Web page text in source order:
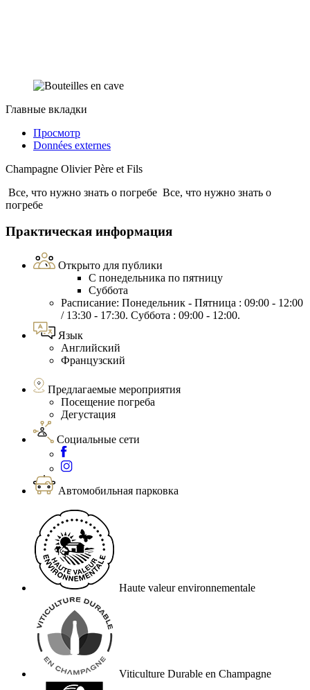
Главные вкладки
Просмотр
Données externes
Champagne Olivier Père et Fils
Все, что нужно знать о погребе Все, что нужно знать о
погребе
Практическая информация
Открыто для публики
С понедельника по пятницу
Суббота
Расписание: Понедельник - Пятница : 09:00 - 12:00
/ 13:30 - 17:30. Суббота : 09:00 - 12:00.
Язык
Английский
Французский
Предлагаемые мероприятия
Посещение погреба
Дегустация
Социальные сети
Автомобильная парковка
Haute valeur environnementale
Viticulture Durable en Champagne